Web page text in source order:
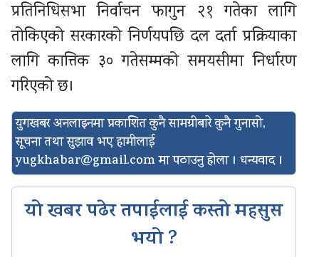
प्रतिनिधिसभा निर्वाचन फागुन २१ गतेका लागि
तोकिएको सरकारको निर्णयपछि दल दर्ता प्रक्रियाका
लागि कात्तिक ३० गतेसम्मको समयसीमा निर्धारण
गरिएको छ।
युगखबर अनलाइनमा प्रकाशित कुनै सामग्रीबारे कुनै गुनासो,
सूचना तथा सुझाव भए हामीलाई
yugkhabar@gmail.comमा पठाउनु होला । धन्यवाद ।
यो खबर पढेर तपाईलाई कस्तो महसुस
भयो ?